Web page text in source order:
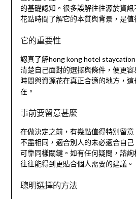
的基礎認知。很多誤解往往源於資
花點時間了解它的本質與背景，是值
它的重要性
認真了解hong kong hotel
清楚自己面對的選擇與條件，便更
時間與資源花在真正合適的地方，
在。
事前要留意甚麼
在做決定之前，有幾點值得特別留
不盡相同，適合別人的未必適合自
可靠同樣關鍵。如有任何疑問，諮詢
往往能得到更貼合個人需要的建議。
聰明選擇的方法